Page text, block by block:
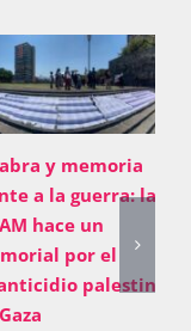
y memoria
a la guerra: la
hace un
por el
palestino